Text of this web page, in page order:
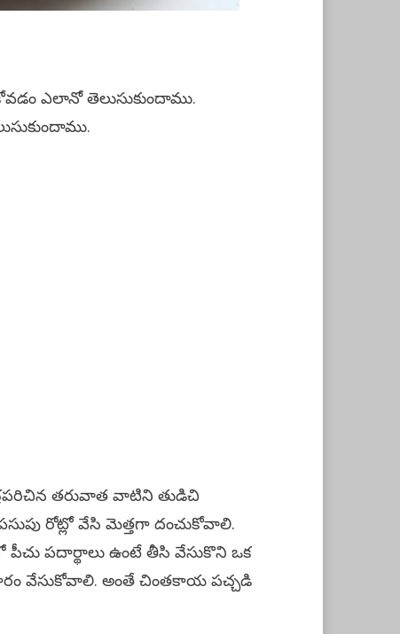
ఎలానో తెలుసుకుందాము.
తరువాత వాటిని తుడిచి
రోట్లో వేసి మెత్తగా దంచుకోవాలి.
పదార్థాలు ఉంటే తీసి వేసుకొని ఒక
వేసుకోవాలి. అంతే చింతకాయ పచ్చడి